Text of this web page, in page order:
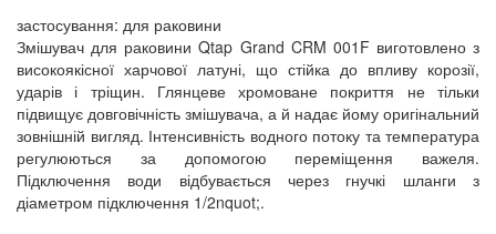
застосування: для раковини
Змішувач для раковини Qtap Grand CRM 001F виготовлено з
високоякісної харчової латуні, що стійка до впливу корозії,
ударів і тріщин. Глянцеве хромоване покриття не тільки
підвищує довговічність змішувача, а й надає йому оригінальний
зовнішній вигляд. Інтенсивність водного потоку та температура
регулюються за допомогою переміщення важеля.
Підключення води відбувається через гнучкі шланги з
діаметром підключення 1/2nquot;.